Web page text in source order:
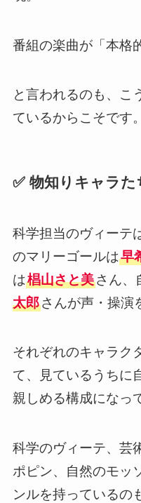
番組の楽曲が「本格
と言われるのも、こ
ているからこそです。
✅ 物知りキャラ
科学担当のヴィーテ
のマリーゴールは早
は椙山さと美さん、
太郎さんが声・操演
それぞれのキャラク
て、見ているうちに
親しめる構成になっ
科学のヴィーテ、芸
ポピン、自然のモッ
ンルを持っているの